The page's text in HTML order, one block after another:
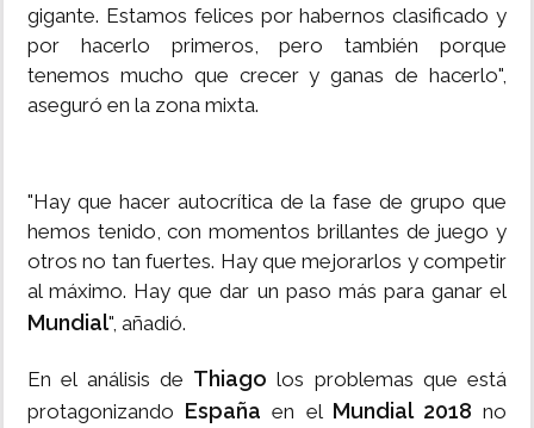
gigante. Estamos felices por habernos clasificado y
por hacerlo primeros, pero también porque
tenemos mucho que crecer y ganas de hacerlo",
aseguró en la zona mixta.
"Hay que hacer autocrítica de la fase de grupo que
hemos tenido, con momentos brillantes de juego y
otros no tan fuertes. Hay que mejorarlos y competir
al máximo. Hay que dar un paso más para ganar el
Mundial", añadió.
En el análisis de Thiago los problemas que está
protagonizando España en el Mundial 2018no